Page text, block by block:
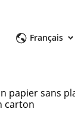
nous Blog
Français
papier sans
carton